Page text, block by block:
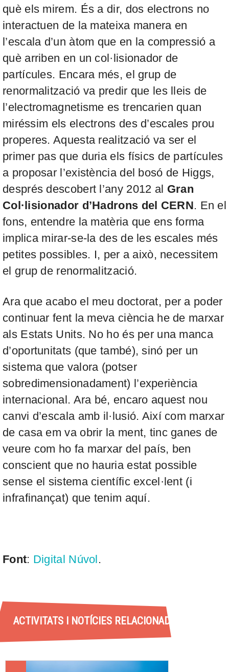
què els mirem. És a dir, dos electrons no
interactuen de la mateixa manera en
l’escala d’un àtom que en la compressió a
què arriben en un col·lisionador de
partícules. Encara més, el grup de
renormalització va predir que les lleis de
l’electromagnetisme es trencarien quan
miréssim els electrons des d’escales prou
properes. Aquesta realització va ser el
primer pas que duria els físics de partícules
a proposar l’existència del bosó de Higgs,
després descobert l’any 2012 al Gran
Col·lisionador d’Hadrons del CERN. En el
fons, entendre la matèria que ens forma
implica mirar-se-la des de les escales més
petites possibles. I, per a això, necessitem
el grup de renormalització.
Ara que acabo el meu doctorat, per a poder
continuar fent la meva ciència he de marxar
als Estats Units. No ho és per una manca
d’oportunitats (que també), sinó per un
sistema que valora (potser
sobredimensionadament) l’experiència
internacional. Ara bé, encaro aquest nou
canvi d’escala amb il·lusió. Així com marxar
de casa em va obrir la ment, tinc ganes de
veure com ho fa marxar del país, ben
conscient que no hauria estat possible
sense el sistema científic excel·lent (i
infrafinançat) que tenim aquí.
Font: Digital Núvol.
ACTIVITATS I NOTÍCIES RELACIONADES